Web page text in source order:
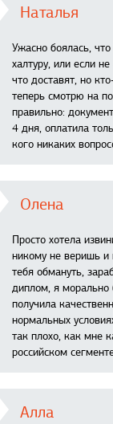
Наталья
Ужасно боялась, что
халтуру, или если
что доставят, но
теперь смотрю на
правильно:
4 дня, оплатила
кого никаких
Олена
Просто хотела
никому не веришь и
тебя обмануть,
диплом, я морально
получила
нормальных
так плохо, как мне
российском
Алла